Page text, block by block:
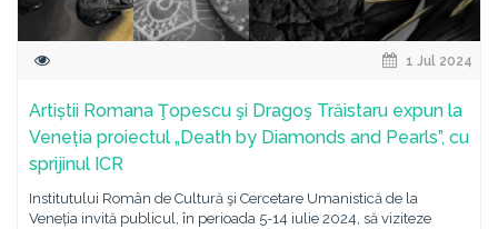
1 Jul 2024
Artiștii Romana Ţopescu şi Dragoş Trăistaru expun la
Veneția proiectul „Death by Diamonds and Pearls”, cu
sprijinul ICR
Institutului Român de Cultură şi Cercetare Umanistică de la
Veneția invită publicul, în perioada 5-14 iulie 2024, să viziteze